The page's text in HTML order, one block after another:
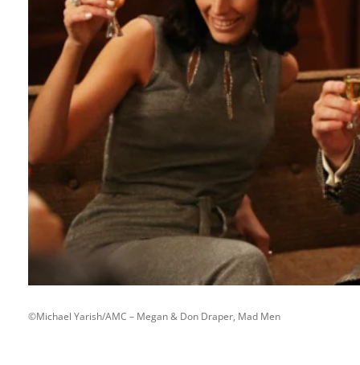
©Michael Yarish/AMC – Megan & Don Draper, Mad Men